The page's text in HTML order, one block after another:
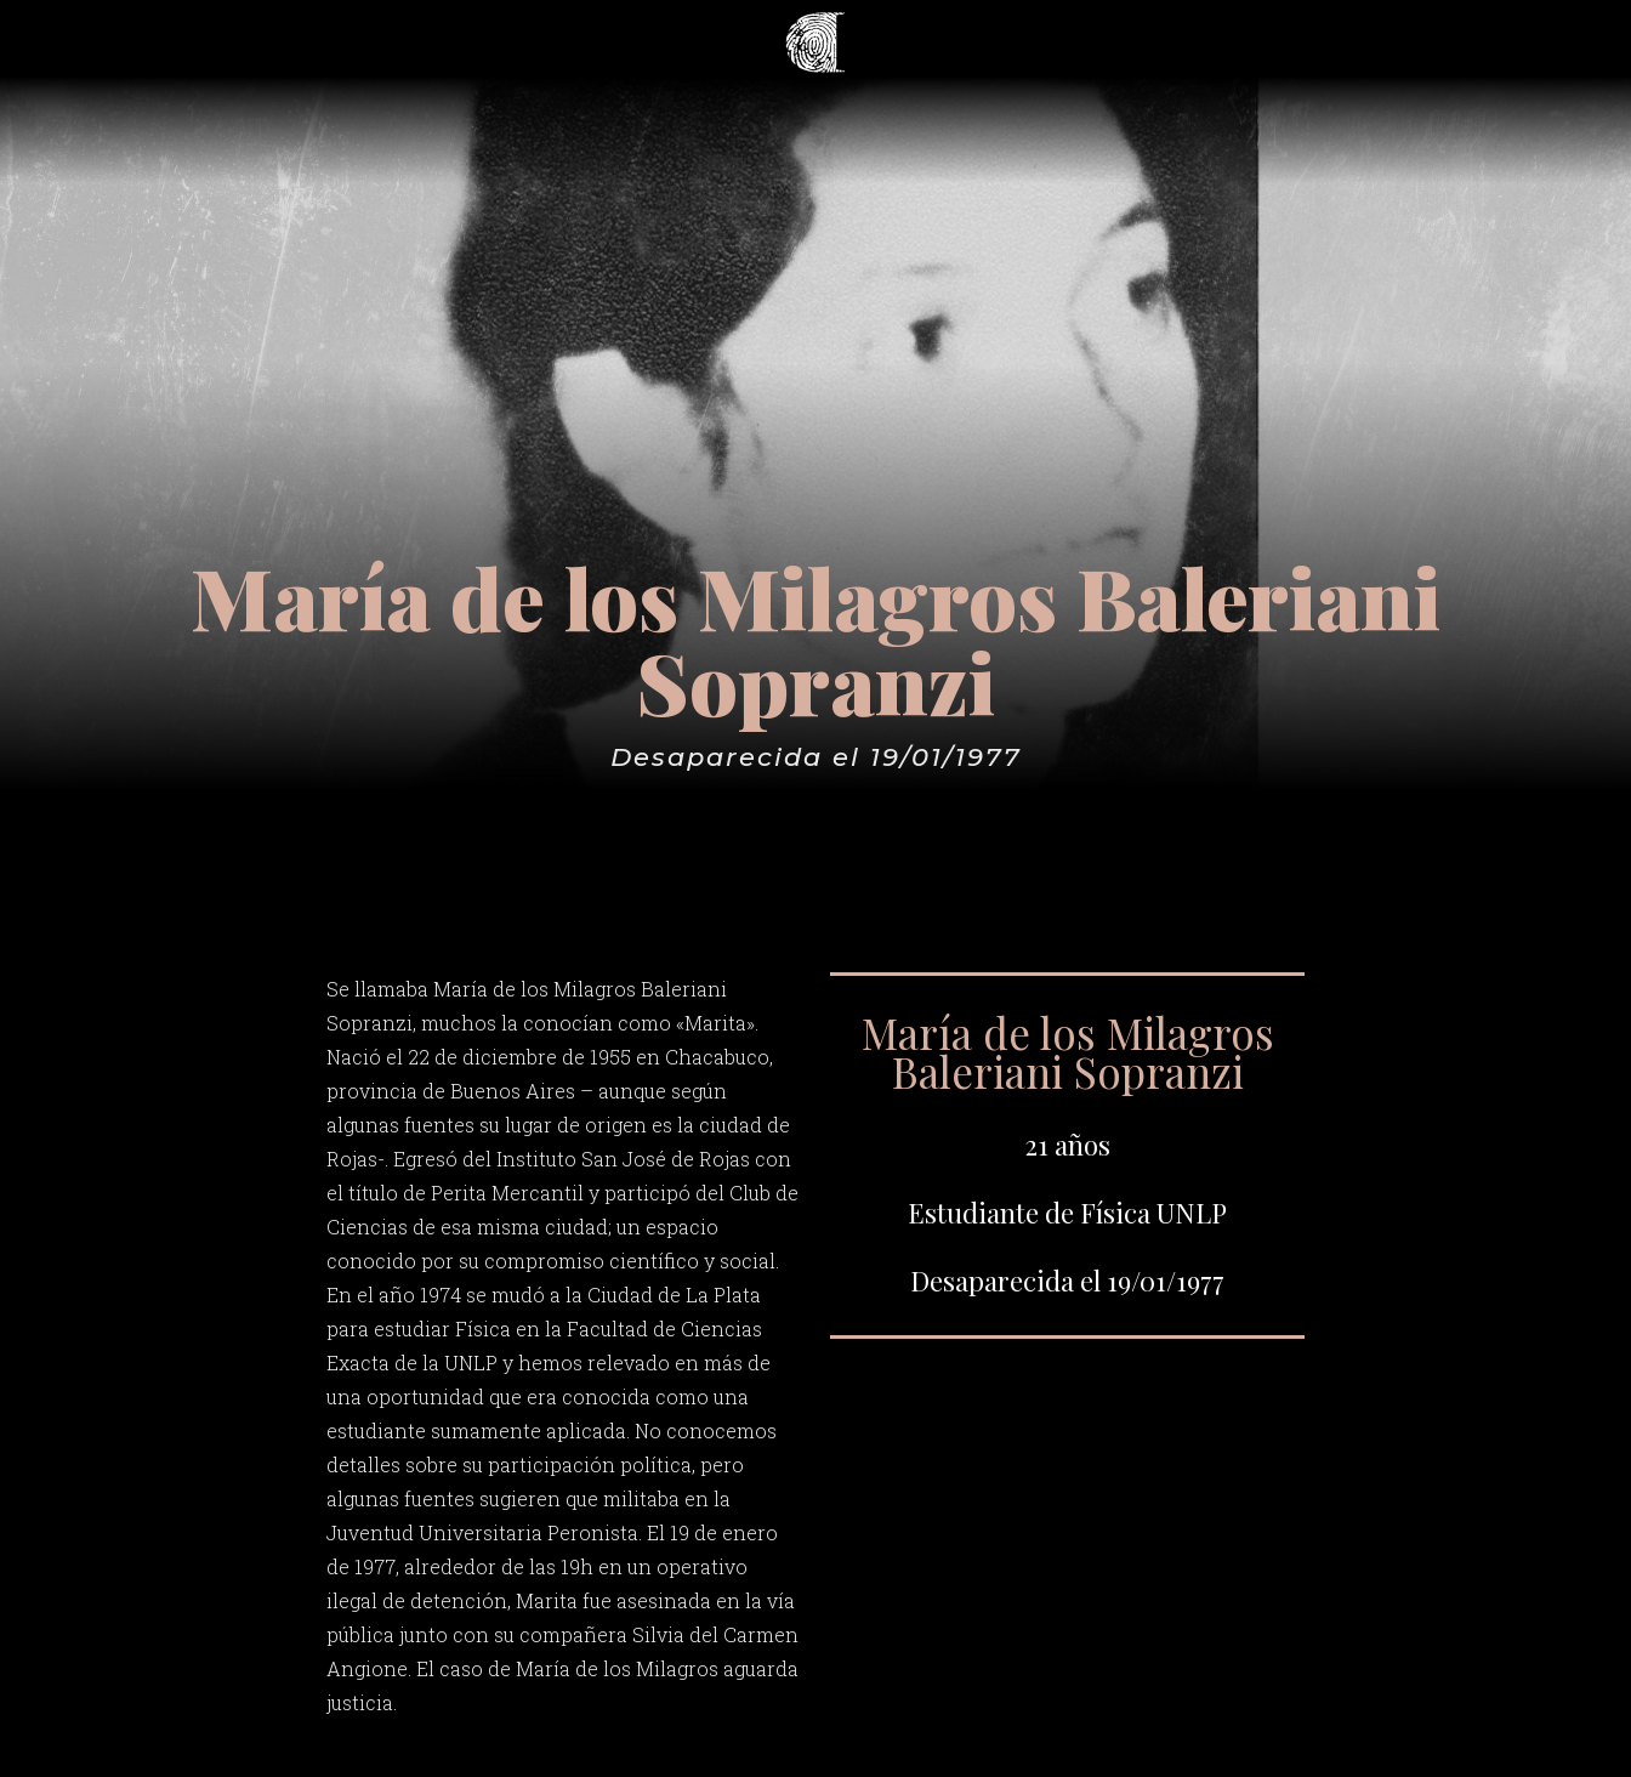
María de los Milagros Baleriani
Sopranzi
Desaparecida el 19/01/1977
Se llamaba María de los Milagros Baleriani
Sopranzi, muchos la conocían como «Marita».
Nació el 22 de diciembre de 1955 en Chacabuco,
provincia de Buenos Aires – aunque según
algunas fuentes su lugar de origen es la ciudad de
Rojas-. Egresó del Instituto San José de Rojas con
el título de Perita Mercantil y participó del Club de
Ciencias de esa misma ciudad; un espacio
conocido por su compromiso científico y social.
En el año 1974 se mudó a la Ciudad de La Plata
para estudiar Física en la Facultad de Ciencias
Exacta de la UNLP y hemos relevado en más de
una oportunidad que era conocida como una
estudiante sumamente aplicada. No conocemos
detalles sobre su participación política, pero
algunas fuentes sugieren que militaba en la
Juventud Universitaria Peronista. El 19 de enero
de 1977, alrededor de las 19h en un operativo
ilegal de detención, Marita fue asesinada en la vía
pública junto con su compañera Silvia del Carmen
Angione. El caso de María de los Milagros aguarda
justicia.
María de los Milagros
Baleriani Sopranzi
21 años
Estudiante de Física UNLP
Desaparecida el 19/01/1977